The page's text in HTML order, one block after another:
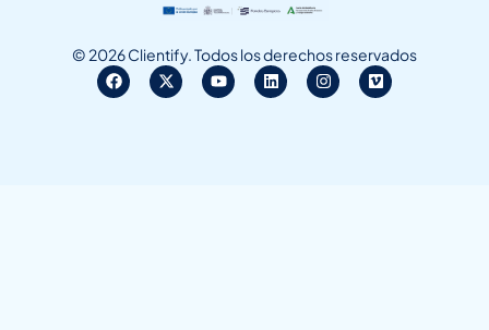
© 2026 Clientify. Todos los derechos reservados